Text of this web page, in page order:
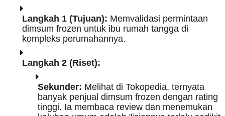
Langkah 1 (Tujuan): Memvalidasi permintaan
dimsum frozen untuk ibu rumah tangga di
kompleks perumahannya.
Langkah 2 (Riset):
Sekunder: Melihat di Tokopedia, ternyata
banyak penjual dimsum frozen dengan rating
tinggi. Ia membaca review dan menemukan